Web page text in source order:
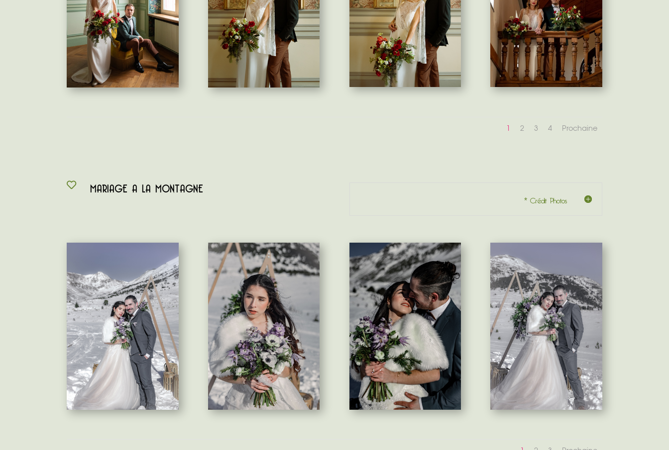
2 3 4 Prochaine
 MARIAGE A LA MONTAGNE
* Crédit Photos